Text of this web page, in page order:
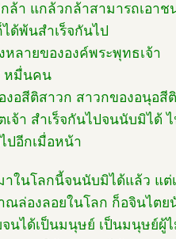
ล้า แกล้วกล้าสามารถเอาช
ด้พ้นสำเร็จกันไป
ลายขององค์พระพุทธเจ้า
หมื่นคน
อสีติสาวก สาวกของอนุอสี
เจ้า สำเร็จกันไปจนนับมิได้
ปอีกเมื่อหน้า
าในโลกนี้จนนับมิได้แล้ว แ
ล่องลอยในโลก ก็อจินไตย
นได้เป็นมนุษย์ เป็นมนุษย์ผู้